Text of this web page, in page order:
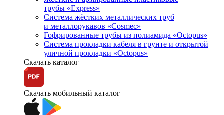
трубы «Express»
Система жёстких металлических труб
и металлорукавов «Cosmec»
Гофрированные трубы из полиамида «Octopus»
Система прокладки кабеля в грунте и открытой
уличной прокладки «Octopus»
Скачать каталог
Скачать мобильный каталог